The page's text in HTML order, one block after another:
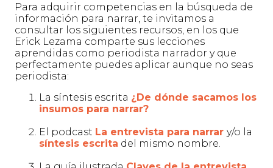
Para adquirir competencias en la búsqueda de
información para narrar, te invitamos a
consultar los siguientes recursos, en los que
Erick Lezama comparte sus lecciones
aprendidas como periodista narrador y que
perfectamente puedes aplicar aunque no seas
periodista:
La síntesis escrita ¿De dónde sacamos los
insumos para narrar?
El podcast La entrevista para narrar y/o la
síntesis escrita del mismo nombre.